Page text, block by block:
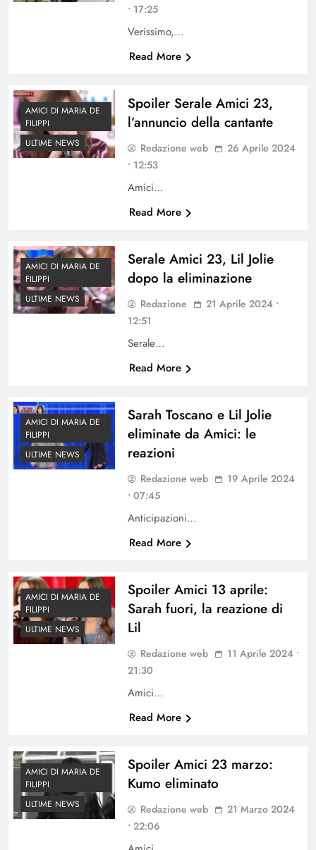
• 17:25
Verissimo,…
Read More
AMICI DI MARIA DE
FILIPPI
ULTIME NEWS
Spoiler Serale Amici 23,
l’annuncio della cantante
Redazione web
26 Aprile 2024
• 12:53
Amici…
Read More
AMICI DI MARIA DE
FILIPPI
ULTIME NEWS
Serale Amici 23, Lil Jolie
dopo la eliminazione
Redazione
21 Aprile 2024 •
12:51
Serale…
Read More
AMICI DI MARIA DE
FILIPPI
ULTIME NEWS
Sarah Toscano e Lil Jolie
eliminate da Amici: le
reazioni
Redazione web
19 Aprile 2024
• 07:45
Anticipazioni…
Read More
AMICI DI MARIA DE
FILIPPI
ULTIME NEWS
Spoiler Amici 13 aprile:
Sarah fuori, la reazione di
Lil
Redazione web
11 Aprile 2024 •
21:30
Amici…
Read More
AMICI DI MARIA DE
FILIPPI
ULTIME NEWS
Spoiler Amici 23 marzo:
Kumo eliminato
Redazione web
21 Marzo 2024
• 22:06